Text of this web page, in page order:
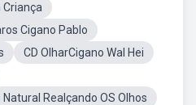
Criança
Cigano Pablo
CD OlharCigano Wal Hei
Realçando OS Olhos